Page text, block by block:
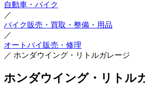
自動車・バイク
／
バイク販売・買取・整備・用品
／
オートバイ販売・修理
／ ホンダウイング・リトルガレージ
ホンダウイング・リトル